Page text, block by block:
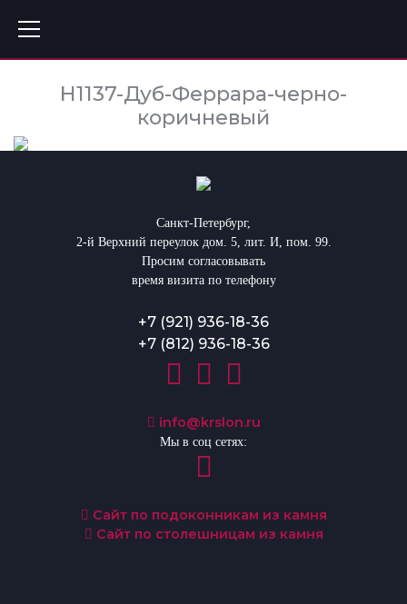
H1137-Дуб-Феррара-черно-
коричневый
Санкт-Петербург,
2-й Верхний переулок дом. 5, лит. И, пом. 99.
Просим согласовывать
время визита по телефону
+7 (921) 936-18-36
+7 (812) 936-18-36
info@krslon.ru
Мы в соц сетях:
Сайт по подоконникам из камня
Сайт по столешницам из камня